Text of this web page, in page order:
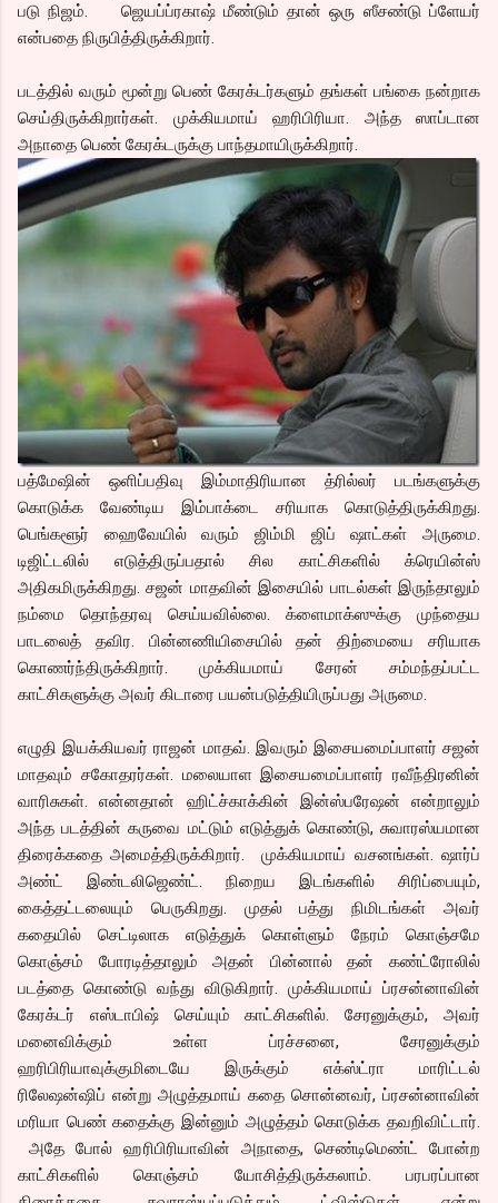
படு நிஜம். ஜெயப்ப்ரகாஷ் மீண்டும் தான் ஒரு ஸீசண்டு ப்ளேயர்
என்பதை நிருபித்திருக்கிறார்.
படத்தில் வரும் மூன்று பெண் கேரக்டர்களும் தங்கள் பங்கை நன்றாக
செய்திருக்கிறார்கள். முக்கியமாய் ஹரிபிரியா. அந்த ஸாப்டான
அநாதை பெண் கேரக்டருக்கு பாந்தமாயிருக்கிறார்.
பத்மேஷின் ஒளிப்பதிவு இம்மாதிரியான த்ரில்லர் படங்களுக்கு
கொடுக்க வேண்டிய இம்பாக்டை சரியாக கொடுத்திருக்கிறது.
பெங்களூர் ஹைவேயில் வரும் ஜிம்மி ஜிப் ஷாட்கள் அருமை.
டிஜிட்டலில் எடுத்திருப்பதால் சில காட்சிகளில் க்ரெயின்ஸ்
அதிகமிருக்கிறது. சஜன் மாதவின் இசையில் பாடல்கள் இருந்தாலும்
நம்மை தொந்தரவு செய்யவில்லை. க்ளைமாக்ஸுக்கு முந்தைய
பாடலைத் தவிர. பின்னணியிசையில் தன் திற்மையை சரியாக
கொணர்ந்திருக்கிறார். முக்கியமாய் சேரன் சம்மந்தப்பட்ட
காட்சிகளுக்கு அவர் கிடாரை பயன்படுத்தியிருப்பது அருமை.
எழுதி இயக்கியவர் ராஜன் மாதவ். இவரும் இசையமைப்பாளர் சஜன்
மாதவும் சகோதரர்கள். மலையாள இசையமைப்பாளர் ரவீந்திரனின்
வாரிசுகள். என்னதான் ஹிட்ச்காக்கின் இன்ஸ்பரேஷன் என்றாலும்
அந்த படத்தின் கருவை மட்டும் எடுத்துக் கொண்டு, சுவாரஸ்யமான
திரைக்கதை அமைத்திருக்கிறார். முக்கியமாய் வசனங்கள். ஷார்ப்
அண்ட் இண்டலிஜெண்ட். நிறைய இடங்களில் சிரிப்பையும்,
கைத்தட்டலையும் பெருகிறது. முதல் பத்து நிமிடங்கள் அவர்
கதையில் செட்டிலாக எடுத்துக் கொள்ளும் நேரம் கொஞ்சமே
கொஞ்சம் போரடித்தாலும் அதன் பின்னால் தன் கண்ட்ரோலில்
படத்தை கொண்டு வந்து விடுகிறார். முக்கியமாய் ப்ரசன்னாவின்
கேரக்டர் எஸ்டாபிஷ் செய்யும் காட்சிகளில். சேரனுக்கும், அவர்
மனைவிக்கும் உள்ள ப்ரச்சனை, சேரனுக்கும்
ஹரிபிரியாவுக்குமிடையே இருக்கும் எக்ஸ்ட்ரா மாரிட்டல்
ரிலேஷன்ஷிப் என்று அழுத்தமாய் கதை சொன்னவர், ப்ரசன்னாவின்
மரியா பெண் கதைக்கு இன்னும் அழுத்தம் கொடுக்க தவறிவிட்டார்.
அதே போல் ஹரிபிரியாவின் அநாதை, செண்டிமெண்ட் போன்ற
காட்சிகளில் கொஞ்சம் யோசித்திருக்கலாம். பரபரப்பான